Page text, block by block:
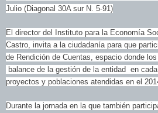
Julio (Diagonal 30A sur N. 5-91)
El director del Instituto para la Economía
Castro, invita a la ciudadanía para que
de Rendición de Cuentas, espacio donde
balance de la gestión de la entidad en
proyectos y poblaciones atendidas en el
Durante la jornada en la que también